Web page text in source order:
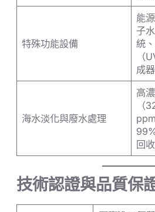
特殊功能設備
能
子
統
（
成器
海水淡化與廢水處理
高
（
回
技術認證與品質保